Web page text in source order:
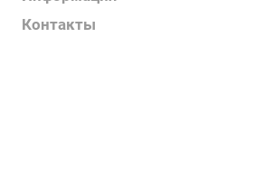
Контакты